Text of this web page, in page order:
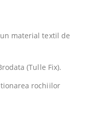
material textil de
(Tulle Fix).
rochiilor